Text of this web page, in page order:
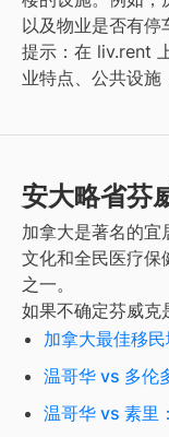
以及物业是否有停
提示：在 liv.rent
业特点、公共设施
安大略省芬
加拿大是著名的宜
文化和全民医疗保
之一。
如果不确定芬威克
加拿大最佳移
温哥华 vs 多伦
温哥华 vs 素里